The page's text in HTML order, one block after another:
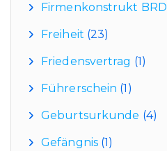
Firmenkonstrukt BRD
Freiheit (23)
Friedensvertrag (1)
Führerschein (1)
Geburtsurkunde (4)
Gefängnis(1)